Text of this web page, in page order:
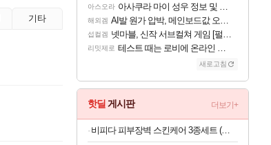
기타
아스오라 아사쿠라 마이 성우 정보 및 주요 필모
해외겜 AI발 원가 압박, 메인보드값 오르나
섭컬겜 넷마블, 신작 서브컬쳐 게임 [펄 인 블루] 티저 사이트 오픈
리밋제로 테스트 때는 로비에 온라인 기능이 있는데
새로고침
핫딜 게시판 더보기+
비피다 피부장벽 스킨케어 3종세트 (토너, 앰플, 크림)